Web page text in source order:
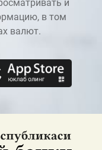
и
в том
валют.